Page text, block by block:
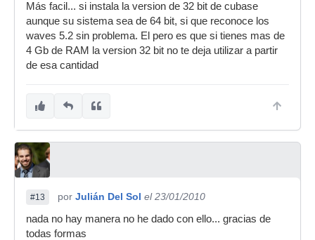
waves, aunque tu sesion sea de administrador,
igual ejecuta cubase 5 como administrador en
las opciones del click derecho o en propiedades
de compatibilidad.
Saludos
Más facil... si instala la version de 32 bit de cubase
aunque su sistema sea de 64 bit, si que reconoce los
waves 5.2 sin problema. El pero es que si tienes mas de
4 Gb de RAM la version 32 bit no te deja utilizar a partir
de esa cantidad
#13 por Julián Del Sol el 23/01/2010
nada no hay manera no he dado con ello... gracias de
todas formas